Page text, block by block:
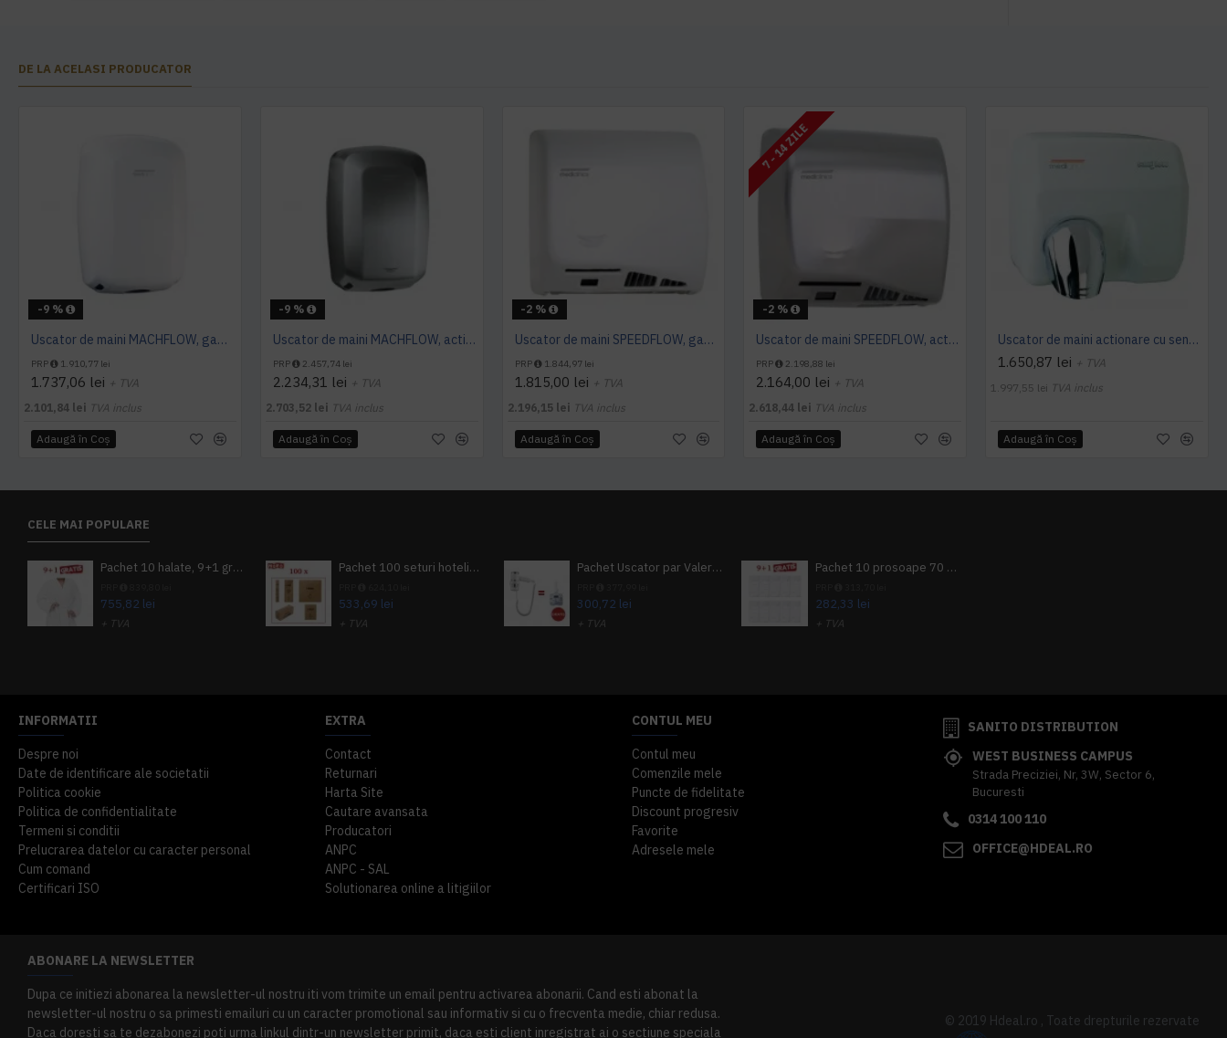
DE LA ACELASI PRODUCATOR
-9 %
Uscator de maini MACHFLOW, gama Eco, actionare cu senzor, Mediclinics
PRP 1.910,77 lei
1.737,06 lei + TVA
2.101,84 lei TVA inclus
Adaugă în Coş
-9 %
Uscator de maini MACHFLOW, actionare cu senzor, gama ECO, Mediclinics
PRP 2.457,74 lei
2.234,31 lei + TVA
2.703,52 lei TVA inclus
Adaugă în Coş
-2 %
Uscator de maini SPEEDFLOW, gama ECO, actionare cu senzor, Mediclinics
PRP 1.844,97 lei
1.815,00 lei + TVA
2.196,15 lei TVA inclus
Adaugă în Coş
-2 %
7 - 14 ZILE
Uscator de maini SPEEDFLOW, actionare cu senzor, Mediclinics
PRP 2.198,88 lei
2.164,00 lei + TVA
2.618,44 lei TVA inclus
Adaugă în Coş
Uscator de maini actionare cu senzor, SANIFLOW Mediclinics, alb
1.650,87 lei + TVA
1.997,55 lei TVA inclus
Adaugă în Coş
CELE MAI POPULARE
Pachet 10 halate, 9+1 gratuit
755,82 lei
+ TVA
Pachet 100 seturi hoteliere, set dentar, set barbierit, casca de dus, pila unghii, set cusut
533,69 lei
+ TVA
Pachet Uscator par Valera Action Super Plus + GRATUIT Sampon si gel de dus Tork
300,72 lei
+ TVA
Pachet 10 prosoape 70 x 140cm 9 + 1 gratuit
282,33 lei
+ TVA
INFORMATII
Despre noi
Date de identificare ale societatii
Politica cookie
Politica de confidentialitate
Termeni si conditii
Prelucrarea datelor cu caracter personal
Cum comand
Certificari ISO
EXTRA
Contact
Returnari
Harta Site
Cautare avansata
Producatori
ANPC
ANPC - SAL
Solutionarea online a litigiilor
CONTUL MEU
Contul meu
Comenzile mele
Puncte de fidelitate
Discount progresiv
Favorite
Adresele mele
SANITO DISTRIBUTION
WEST BUSINESS CAMPUS
Strada Preciziei, Nr, 3W, Sector 6,
Bucuresti
0314 100 110
OFFICE@HDEAL.RO
ABONARE LA NEWSLETTER
Dupa ce initiezi abonarea la newsletter-ul nostru iti vom trimite un email pentru activarea abonarii. Cand esti abonat la
newsletter-ul nostru o sa primesti emailuri cu un caracter promotional sau informativ si cu o frecventa medie, chiar redusa.
Daca doresti sa te dezabonezi poti urma linkul dintr-un newsletter primit, daca esti client inregistrat ai o sectiune speciala
© 2019 Hdeal.ro , Toate drepturile rezervate